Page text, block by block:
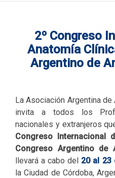
2º Congreso
Anatomía
Argentino de
La Asociación Argentina
invita a todos los
nacionales y extranjeros
Congreso Internacional
Congreso Argentino de
llevará a cabo del 20 al 23
la Ciudad de Córdoba,